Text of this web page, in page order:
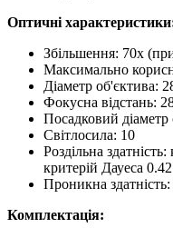
Оптичні
Збільшення: 70x
Максимально
Діаметр об'єктива:
Фокусна відстань:
Посадковий
Світлосила: 10
Роздільна
критерій Дауеса
Проникна
Комплектація: